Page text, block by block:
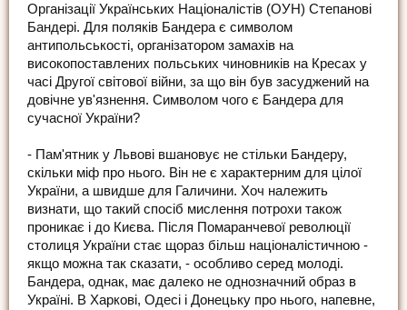
Організації Українських Націоналістів (ОУН) Степанові
Бандері. Для поляків Бандера є символом
антипольськості, організатором замахів на
високопоставлених польських чиновників на Кресах у
часі Другої світової війни, за що він був засуджений на
довічне ув'язнення. Символом чого є Бандера для
сучасної України?
- Пам'ятник у Львові вшановує не стільки Бандеру,
скільки міф про нього. Він не є характерним для цілої
України, а швидше для Галичини. Хоч належить
визнати, що такий спосіб мислення потрохи також
проникає і до Києва. Після Помаранчевої революції
столиця України стає щораз більш націоналістичною -
якщо можна так сказати, - особливо серед молоді.
Бандера, однак, має далеко не однозначний образ в
Україні. В Харкові, Одесі і Донецьку про нього, напевне,